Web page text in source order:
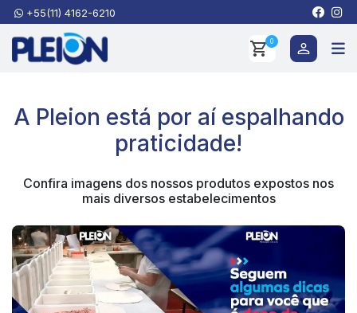
+55(11) 4162-6210
0
A Pleion está por aí espalhando
praticidade!
Confira imagens dos nossos produtos expostos nos
mais diversos estabelecimentos